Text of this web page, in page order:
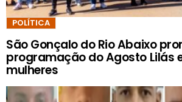
POLÍTICA
São Gonçalo do Rio Abaixo
programação do Agosto Lilás
mulheres